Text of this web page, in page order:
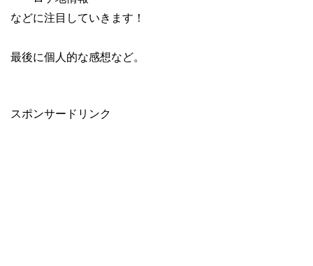
などに注目していきます！
最後に個人的な感想など。
スポンサードリンク